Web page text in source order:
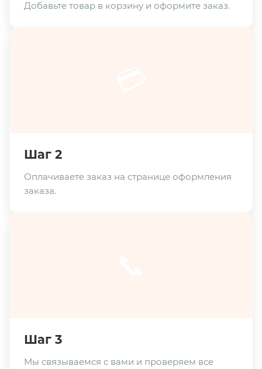
Добавьте товар в корзину и оформите заказ.
Шаг 2
Оплачиваете заказ на странице оформления
заказа.
Шаг 3
Мы связываемся с вами и проверяем все